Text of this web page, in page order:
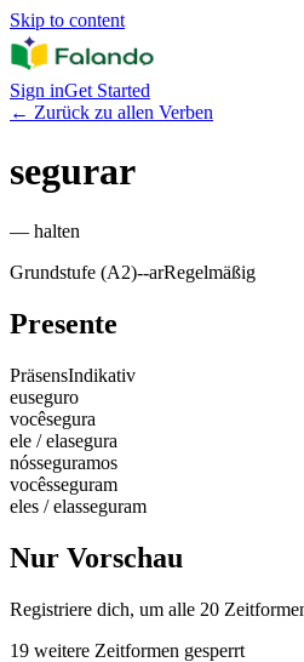
Skip to content
Sign inGet Started
← Zurück zu allen Verben
segurar
— halten
Grundstufe (A2)--arRegelmäßig
Presente
PräsensIndikativ
euseguro
vocêsegura
ele / elasegura
nósseguramos
vocêsseguram
eles / elasseguram
Nur Vorschau
Registriere dich, um alle 20
19 weitere Zeitformen gesperrt